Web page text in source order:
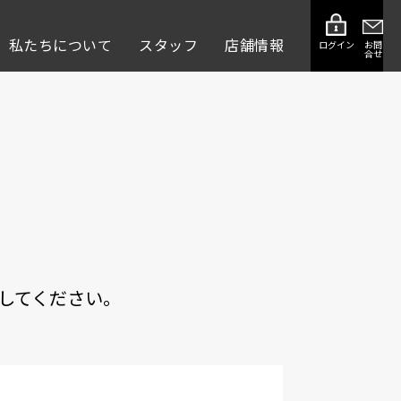
私たちについて スタッフ 店舗情報 ログイン お問
合せ
ください。